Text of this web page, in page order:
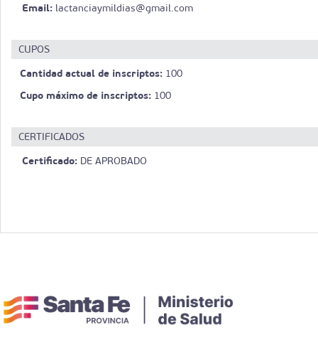
Email: lactanciaymildias@gmail.com
CUPOS
Cantidad actual de inscriptos: 100
Cupo máximo de inscriptos: 100
CERTIFICADOS
Certificado: DE APROBADO